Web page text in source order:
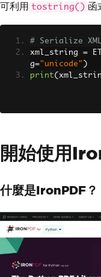
可利用 tostring() 函
# Serialize
xml_string = ET
g="unicode" )
print(
開始使用
什麼是IronPDF？